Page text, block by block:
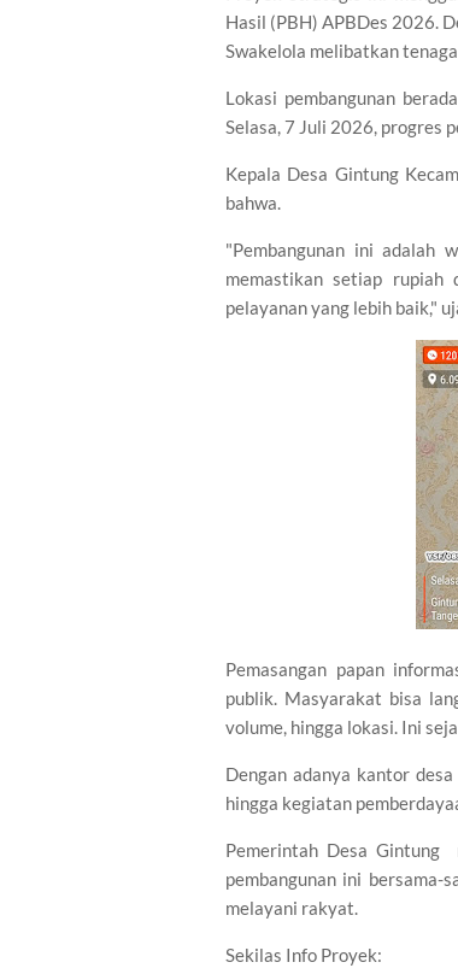
Hasil (PBH) APBDes 2026.
Swakelola melibatkan
Lokasi pembangunan
Selasa, 7 Juli 2026, progres
Kepala Desa Gintung
bahwa.
"Pembangunan ini adalah
memastikan setiap
pelayanan yang lebih baik,"
Pemasangan papan
publik. Masyarakat bisa
volume, hingga lokasi. Ini
Dengan adanya kantor
hingga kegiatan
Pemerintah Desa Gintung
pembangunan ini bersama-
melayani rakyat.
Sekilas Info Proyek: